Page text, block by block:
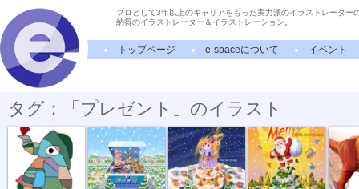
プロとして3年以上のキャリアをもった実力派のイラストレーター
納得のイラストレーター＆イラストレーション。
トップページ e-spaceについて イベント
タグ：「プレゼント」のイラスト
プレゼント トイザラスポ... 魔法使いとケ... メリークリス...